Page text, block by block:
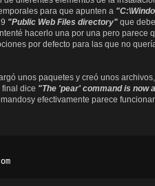
para que apunten a
"Public Web Files directory" que
hacerlo una por una pero parece
por defecto para las que no
unos paquetes y creó unos
dice "The 'pear' command is now
efectivamente parece funcionar.